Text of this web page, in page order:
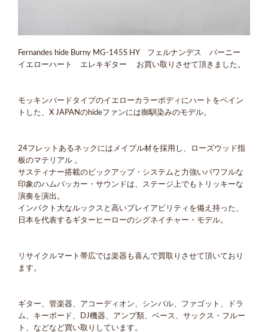
Fernandes hide Burny MG-145S HY フェルナンデス バーニー
イエローハート エレキギター お買い取りさせて頂きました。
モッキンバードタイプのイエローカラーボディにハートをペイン
トした、X JAPANのhideファンには御馴染みのモデル。
24フレットあるネックにはメイプル材を採用し、ローズウッド指
板のマテリアル 。
サスティナー搭載のピックアップ・システムと力強いパワフルな
印象のハムバッカー・サウンドは、ステージ上でもトリッキーな
演奏を演出。
インパクト大なルックスと高いプレイアビリティを備え持った、
日本を代表するギターヒーローのシグネイチャー・モデル。
リサイクルマート帯広では楽器も喜んで買取りさせて頂いており
ます。
ギター、管楽器、アコーディオン、シンバル、ファゴット、ドラ
ム、キーボード、DJ機器、アンプ類、ベース、サックス・フルー
ト、などなど買い取りしています。